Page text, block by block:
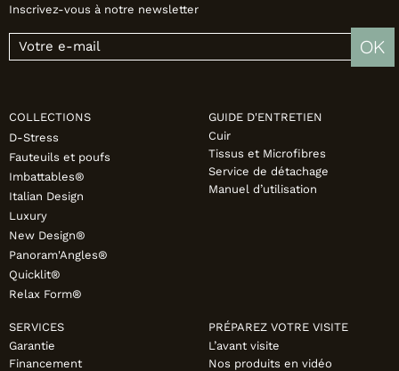
Inscrivez-vous à notre newsletter
OK
COLLECTIONS
D-Stress
Fauteuils et poufs
Imbattables®
Italian Design
Luxury
New Design®
Panoram'Angles®
Quicklit®
Relax Form®
GUIDE D'ENTRETIEN
Cuir
Tissus et Microfibres
Service de détachage
Manuel d’utilisation
SERVICES
Garantie
Financement
PRÉPAREZ VOTRE VISITE
L’avant visite
Nos produits en vidéo